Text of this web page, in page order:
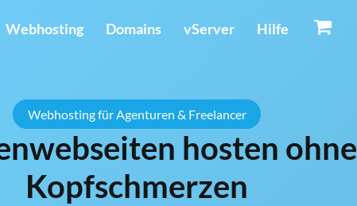
Webhosting Domains vServer Hilfe
Webhosting für Agenturen & Freelancer
hosten ohne
Kopfschmerzen